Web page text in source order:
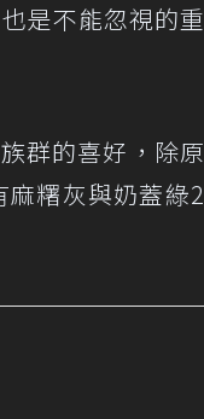
是不能忽視的重
群的喜好，除原
糬灰與奶蓋綠2